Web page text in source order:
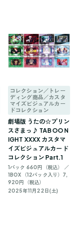
コレクション／トレー
ディング商品／カスタ
マイズビジュアルカー
ドコレクション
劇場版 うたの☆プリン
スさまっ♪ TABOO N
IGHT XXXX カスタマ
イズビジュアルカード
コレクション Part.1
1パック 660円（税込） ／
1BOX（12パック入り）7,
920円（税込）
2025年11月22日(土)